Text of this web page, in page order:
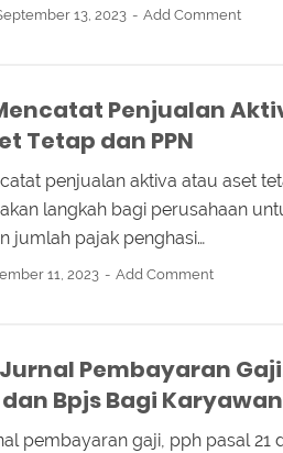
13, 2023 Add Comment
Penjualan
Tetap dan PPN
penjualan aktiva atau aset
langkah bagi perusahaan
jumlah pajak penghasi…
11, 2023 Add Comment
Pembayaran
dan Bpjs Bagi Karyawan
pembayaran gaji, pph pasal 21